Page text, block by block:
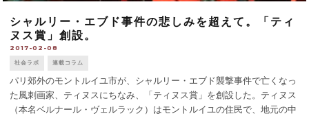
シャルリー・エブド事件の悲しみを超えて。「ティ
ヌス賞」創設。
2017-02-08
社会ラボ 連載コラム
パリ郊外のモントルイユ市が、シャルリー・エブド襲撃事件で亡くなっ
た風刺画家、ティヌスにちなみ、「ティヌス賞」を創設した。ティヌス
（本名ベルナール・ヴェルラック）はモントルイユの住民で、地元の中